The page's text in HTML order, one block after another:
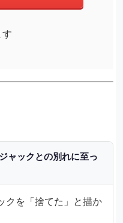
ャックとの別れに至っ
クを「捨てた」と描か